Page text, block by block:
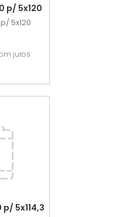
p/ 5x120
5x120
juros
5x114,3